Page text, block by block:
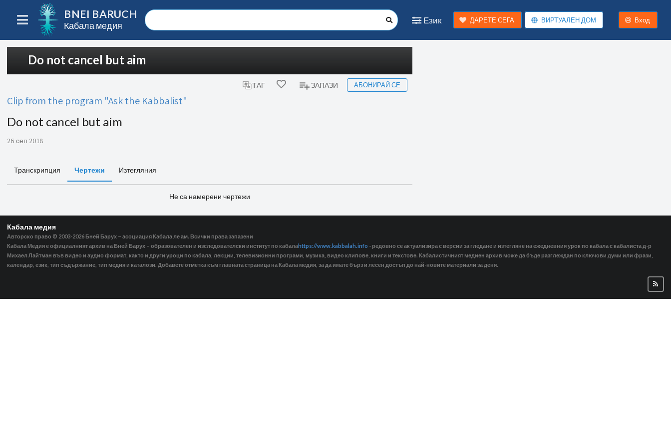
BNEI BARUCH
Кабала медия
Език ДАРЕТЕ СЕГА ВИРТУАЛЕН ДОМ Вход
Do not cancel but aim
ТАГ ЗАПАЗИ АБОНИРАЙ СЕ
Clip from the program "Ask the Kabbalist"
Do not cancel but aim
26 сеп 2018
Транскрипция Чертежи Изтегляния
Не са намерени чертежи
Кабала медия
Авторско право © 2003-2026 Бней Барух – асоциация Кабала ле ам. Всички права запазени
Кабала Медия е официалният архив на Бней Барух – образователен и изследователски институт по кабалаhttps://www.kabbalah.info - редовно се актуализира с версии за гледане и изтегляне на ежедневния урок по кабала с кабалиста д-р
Михаел Лайтман във видео и аудио формат, както и други уроци по кабала, лекции, телевизионни програми, музика, видео клипове, книги и текстове. Кабалистичният медиен архив може да бъде разглеждан по ключови думи или фрази,
календар, език, тип съдържание, тип медия и каталози. Добавете отметка към главната страница на Кабала медия, за да имате бърз и лесен достъп до най-новите материали за деня.